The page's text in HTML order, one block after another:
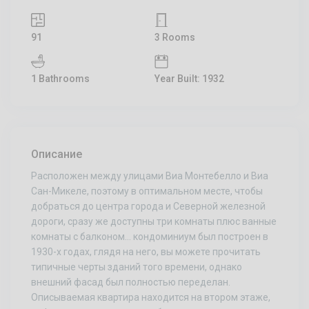
91 3 Rooms
1 Bathrooms Year Built: 1932
Описание
Расположен между улицами Виа Монтебелло и Виа
Сан-Микеле, поэтому в оптимальном месте, чтобы
добраться до центра города и Северной железной
дороги, сразу же доступны три комнаты плюс ванные
комнаты с балконом… кондоминиум был построен в
1930-х годах, глядя на него, вы можете прочитать
типичные черты зданий того времени, однако
внешний фасад был полностью переделан.
Описываемая квартира находится на втором этаже,